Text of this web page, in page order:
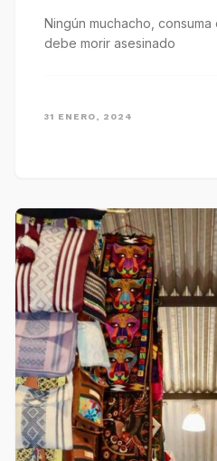
Ningún muchacho, consuma
debe morir asesinado
31 ENERO, 2024